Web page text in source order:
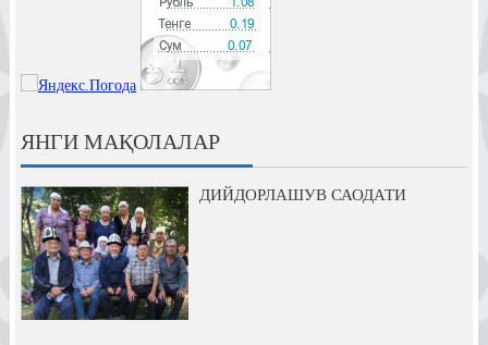
ЯНГИ МАҚОЛАЛАР
ДИЙДОРЛАШУВ САОДАТИ